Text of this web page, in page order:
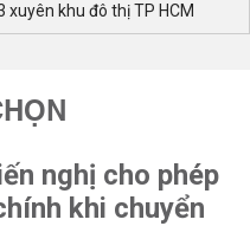
khu đô thị TP HCM
nghị cho phép
khi chuyển